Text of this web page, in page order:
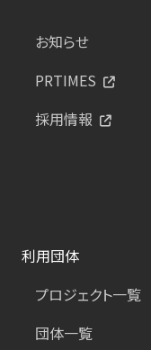
お知らせ
PRTIMES
採用情報
利用団体
プロジェクト一覧
団体一覧